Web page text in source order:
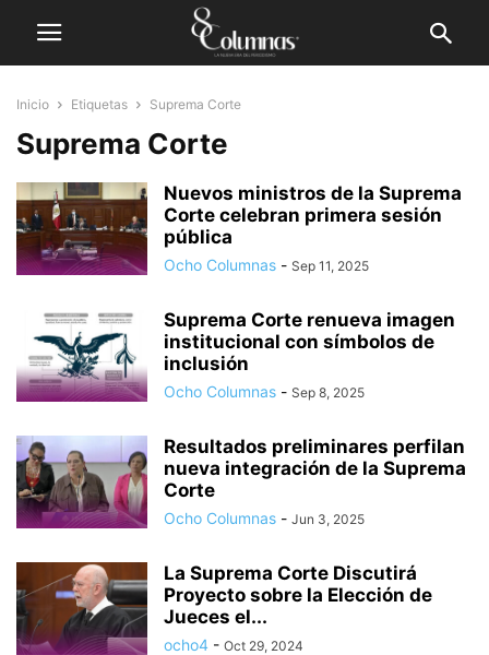
Inicio Etiquetas Suprema Corte
Suprema Corte
Nuevos ministros de la Suprema
Corte celebran primera sesión
pública
Ocho Columnas - Sep 11, 2025
Suprema Corte renueva imagen
institucional con símbolos de
inclusión
Ocho Columnas - Sep 8, 2025
Resultados preliminares perfilan
nueva integración de la Suprema
Corte
Ocho Columnas - Jun 3, 2025
La Suprema Corte Discutirá
Proyecto sobre la Elección de
Jueces el...
ocho4 - Oct 29, 2024